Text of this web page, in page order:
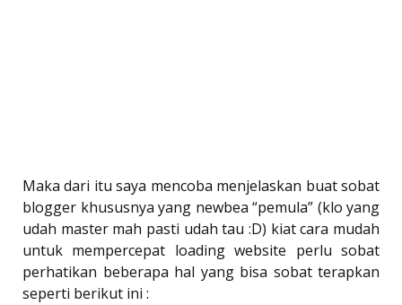
Maka dari itu saya mencoba menjelaskan buat sobat
blogger khususnya yang newbea “pemula” (klo yang
udah master mah pasti udah tau :D) kiat cara mudah
untuk mempercepat loading website perlu sobat
perhatikan beberapa hal yang bisa sobat terapkan
seperti berikut ini :